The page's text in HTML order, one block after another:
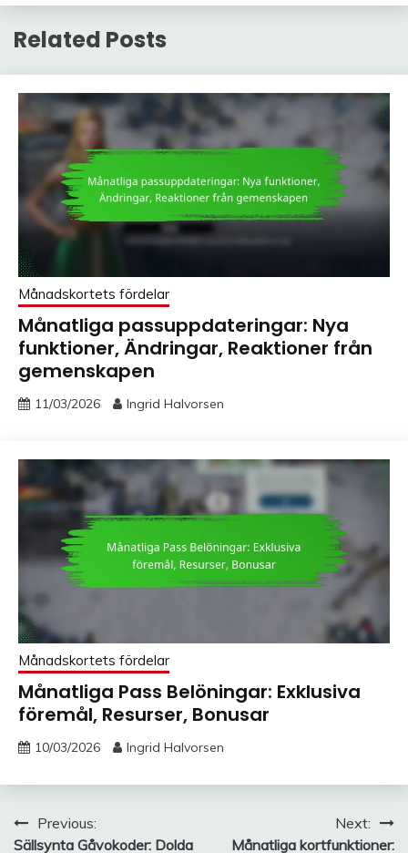
Related Posts
Månadskortets fördelar
Månatliga passuppdateringar: Nya
funktioner, Ändringar, Reaktioner från
gemenskapen
11/03/2026 Ingrid Halvorsen
Månadskortets fördelar
Månatliga Pass Belöningar: Exklusiva
föremål, Resurser, Bonusar
10/03/2026 Ingrid Halvorsen
PostPrevious:
Sällsynta Gåvokoder: Dolda
Next:
Månatliga kortfunktioner: